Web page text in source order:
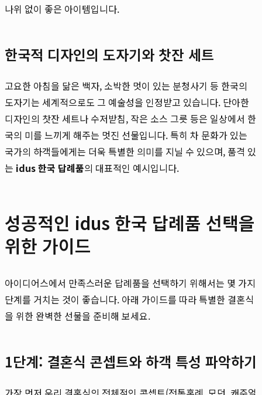
나위 없이 좋은 아이템입니다.
한국적 디자인의 도자기와 찻잔 세트
고요한 아침을 닮은 백자, 소박한 멋이 있는 분청사기 등 한국의
도자기는 세계적으로도 그 예술성을 인정받고 있습니다. 단아한
디자인의 찻잔 세트나 수저받침, 작은 소스 그릇 등은 일상에서 한
국의 미를 느끼게 해주는 멋진 선물입니다. 특히 차 문화가 있는
국가의 하객들에게는 더욱 특별한 의미를 지닐 수 있으며, 품격 있
는 idus 한국 답례품의 대표적인 예시입니다.
성공적인 idus 한국 답례품 선택을
위한 가이드
아이디어스에서 만족스러운 답례품을 선택하기 위해서는 몇 가지
단계를 거치는 것이 좋습니다. 아래 가이드를 따라 특별한 결혼식
을 위한 완벽한 선물을 준비해 보세요.
1단계: 결혼식 콘셉트와 하객 특성 파악하기